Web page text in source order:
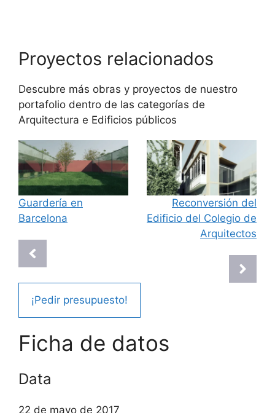
Proyectos relacionados
Descubre más obras y proyectos de nuestro
portafolio dentro de las categorías de
Arquitectura e Edificios públicos
Guardería en
Barcelona
Reconversión del
Edificio del Colegio de
Arquitectos
¡Pedir presupuesto!
Ficha de datos
Data
22 de mayo de 2017